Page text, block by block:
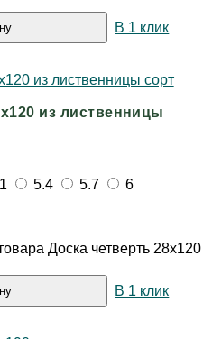
В 1 клик
из лиственницы
5.4 5.7
6
Доска четверть
В 1 клик